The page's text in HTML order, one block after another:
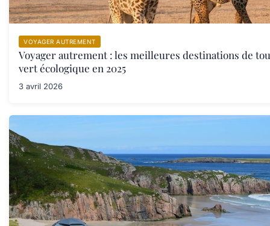
VOYAGER AUTREMENT
Voyager autrement : les meilleures destinations de
vert écologique en 2025
3 avril 2026